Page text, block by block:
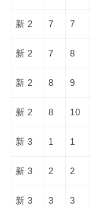
新 2 7 7
新 2 7 8
新 2 8 9
新 2 8 10
新 3 1 1
新 3 2 2
新 3 3 3